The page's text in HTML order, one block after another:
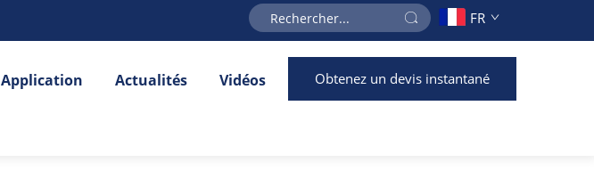
FR
Application Actualités Vidéos Obtenez un devis instantané